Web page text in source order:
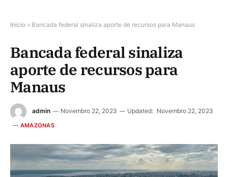
Início » Bancada federal sinaliza aporte de recursos para Manaus
Bancada federal sinaliza
aporte de recursos para
Manaus
admin Novembro 22, 2023 Updated: Novembro 22, 2023
AMAZONAS